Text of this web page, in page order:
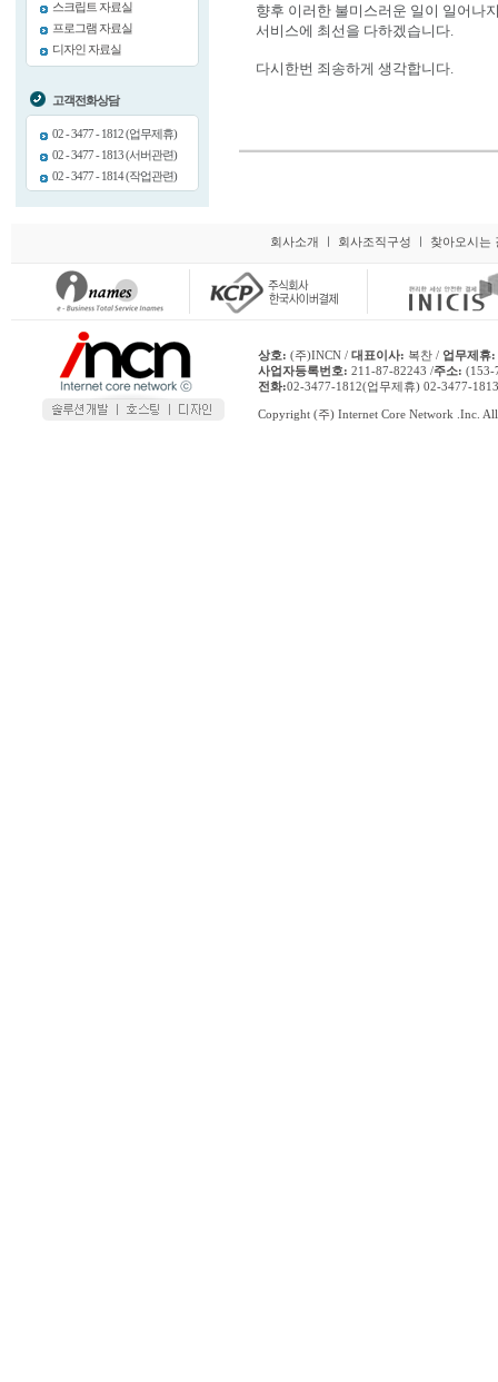
스크립트 자료실
프로그램 자료실
디자인 자료실
고객전화상담
02 - 3477 - 1812 (업무제휴)
02 - 3477 - 1813 (서버관련)
02 - 3477 - 1814 (작업관련)
향후 이러한 불미스러운 일이 일어나
서비스에 최선을 다하겠습니다.
다시한번 죄송하게 생각합니다.
회사소개 회사조직구성 찾아오시는
상호: (주)INCN / 대표이사: 복찬 / 업무제휴:
사업자등록번호: 211-87-82243 /주소: (153-
전화:02-3477-1812(업무제휴) 02-3477-
Copyright (주) Internet Core Network .Inc.